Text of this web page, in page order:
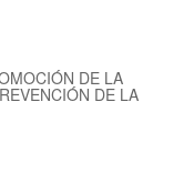
DE LA
DE LA